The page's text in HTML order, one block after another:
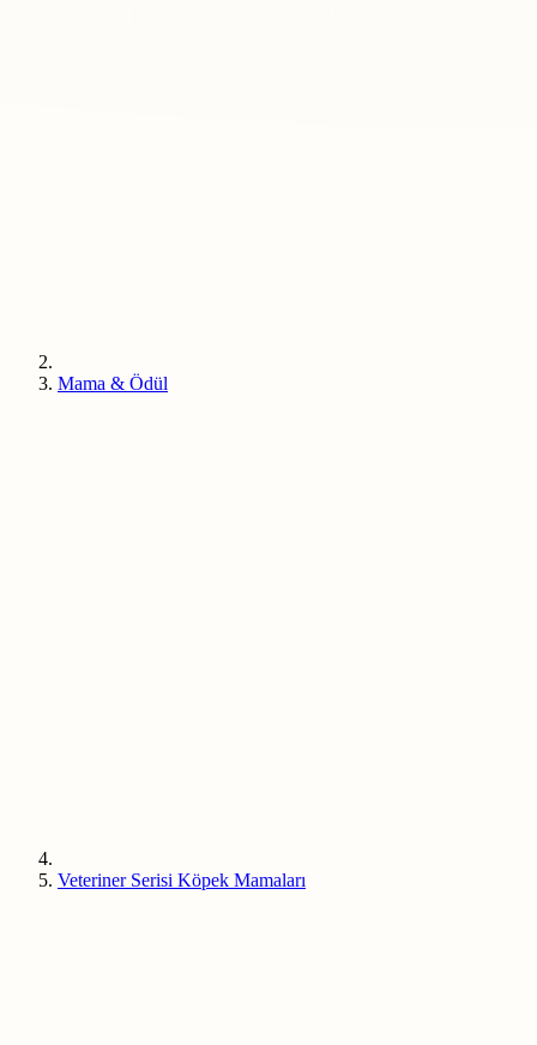
Mama & Ödül
Veteriner Serisi Köpek Mamaları